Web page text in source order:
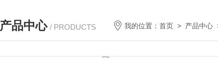
产品中心 / PRODUCTS 我的位置：首页 > 产品中心